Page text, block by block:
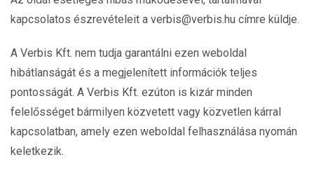
kapcsolatos észrevételeit a verbis@verbis.hu címre küldje.
A Verbis Kft. nem tudja garantálni ezen weboldal
hibátlanságát és a megjelenített információk teljes
pontosságát. A Verbis Kft. ezúton is kizár minden
felelősséget bármilyen közvetett vagy közvetlen kárral
kapcsolatban, amely ezen weboldal felhasználása nyomán
keletkezik.